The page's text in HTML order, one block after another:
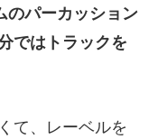
のパーカッション
ではトラックを
て、レーベルを